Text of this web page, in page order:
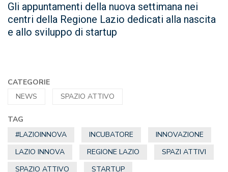
Gli appuntamenti della nuova settimana nei
centri della Regione Lazio dedicati alla nascita
e allo sviluppo di startup
CATEGORIE
NEWS
SPAZIO ATTIVO
TAG
#LAZIOINNOVA
INCUBATORE
INNOVAZIONE
LAZIO INNOVA
REGIONE LAZIO
SPAZI ATTIVI
SPAZIO ATTIVO
STARTUP